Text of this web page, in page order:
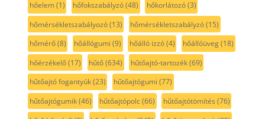
hőelem(1) hőfokszabályzó(48) hőkorlátozó(3)
hőmérsékletszabályozó(13) hőmérsékletszabályzó(15)
hőmérő(8) hőállógumi (9) hőálló izzó(4) hőállóüveg(18)
hőérzékelő(17) hűtő(634) hűtőajtó-tartozék(69)
hűtőajtó fogantyúk(23) hűtőajtógumi (77)
hűtőajtógumik(46) hűtőajtópolc(66) hűtőajtótömítés (76)